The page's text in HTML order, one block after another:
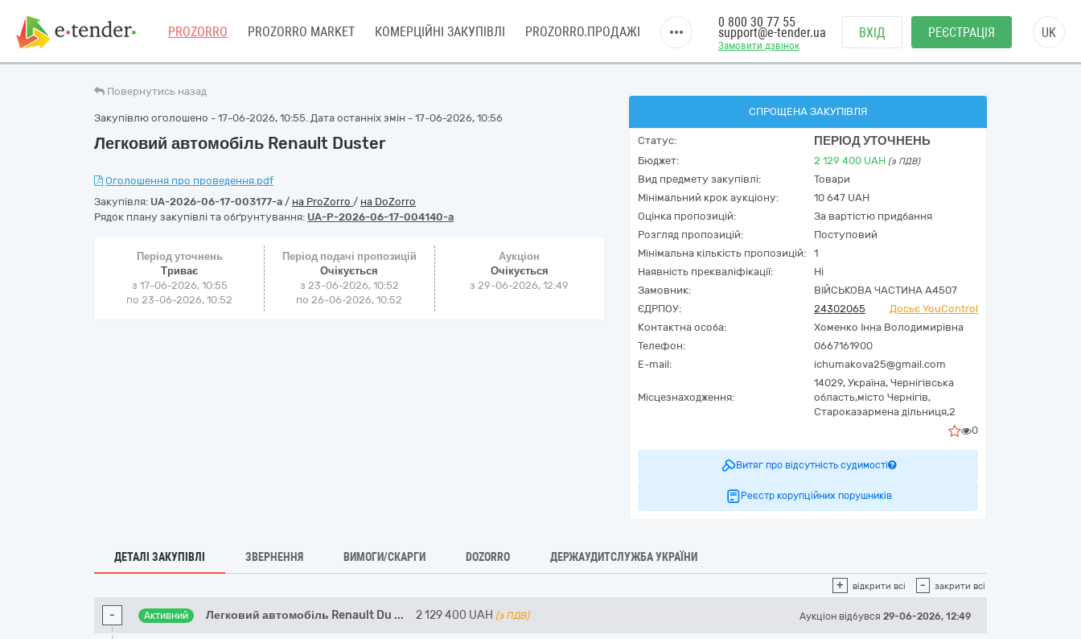
PROZORRO PROZORRO MARKET КОМЕРЦІЙНІ ЗАКУПІВЛІ PROZORRO.ПРОДАЖІ
Замовити дзвінок
0 800 30 77 55
support@e-tender.ua ВХІД РЕЄСТРАЦІЯ UK
Повернутись назад
Закупівлю оголошено - 17-06-2026, 10:55. Дата останніх змін - 17-06-2026, 10:56
Легковий автомобіль Renault Duster
Оголошення про проведення.pdf
Закупівля: UA-2026-06-17-003177-a / на ProZorro / на DoZorro
Рядок плану закупівлі та обґрунтування: UA-P-2026-06-17-004140-a
Період уточнень
Триває
з 17-06-2026, 10:55
по 23-06-2026, 10:52
Період подачі пропозицій
Очікується
з 23-06-2026, 10:52
по 26-06-2026, 10:52
Аукціон
Очікується
з29-06-2026, 12:49
СПРОЩЕНА ЗАКУПІВЛЯ
Статус: ПЕРІОД УТОЧНЕНЬ
Бюджет: 2 129 400 UAH (з ПДВ)
Вид предмету закупівлі:
Товари
Мінімальний крок аукціону:
10 647 UAH
Оцінка пропозицій:
За вартістю придбання
Розгляд пропозицій:
Поступовий
Мінімальна кількість пропозицій:
1
Наявність прекваліфікації:
Ні
Замовник:
ВІЙСЬКОВА ЧАСТИНА А4507
ЄДРПОУ:
24302065
Досьє YouControl
Контактна особа:
Хоменко Інна Володимирівна
Телефон:
0667161900
E-mail:
ichumakova25@gmail.com
Місцезнаходження:
14029, Україна, Чернігівська
область,місто Чернігів,
Староказармена дільниця,2
0
Витяг про відсутність судимості
Реєстр корупційних порушників
ДЕТАЛІ ЗАКУПІВЛІ ЗВЕРНЕННЯ ВИМОГИ/СКАРГИ DOZORRO ДЕРЖАУДИТСЛУЖБА УКРАЇНИ
+ відкрити всі - закрити всі
- Активний Легковий автомобіль Renault Du ... 2 129 400 UAH (з ПДВ) Аукціон відбувся 29-06-2026, 12:49